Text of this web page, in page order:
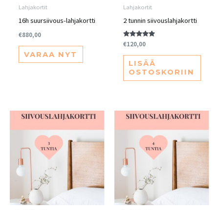
Lahjakortit
16h suursiivous-lahjakortti
€880,00
VARAA NYT
Lahjakortit
2 tunnin siivouslahjakortti
Arvostelu
tuotteesta:
5.00
/ 5
€120,00
LISÄÄ
OSTOSKORIIN